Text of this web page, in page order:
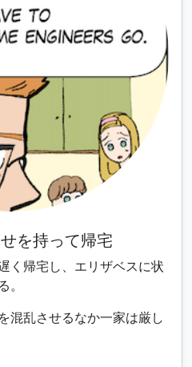
を持って帰宅
く帰宅し、エリザベスに状
混乱させるなか一家は厳し